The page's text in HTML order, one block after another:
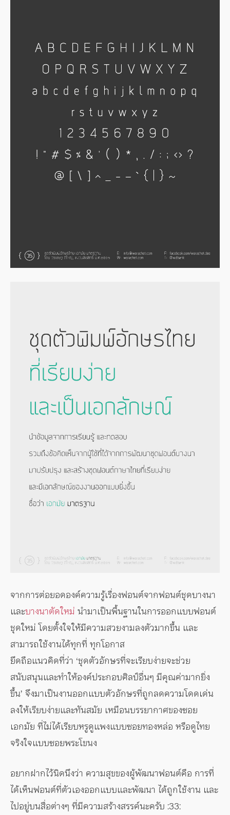
จากการต่อยอดองค์ความรู้เรื่องฟอนต์จากฟอนต์ชุดบางนา
และบางนาตัดใหม่ นำมาเป็นพื้นฐานในการออกแบบฟอนต์
ชุดใหม่ โดยตั้งใจให้มีความสวยงามลงตัวมากขึ้น และ
สามารถใช้งานได้ทุกที่ ทุกโอกาส
ยึดถือแนวคิดที่ว่า ‘ชุดตัวอักษรที่จะเรียบง่ายจะช่วย
สนับสนุนและทำให้องค์ประกอบศิลป์อื่นๆ มีคุณค่ามากยิ่ง
ขึ้น’ จึงมาเป็นงานออกแบบตัวอักษรที่ถูกลดความโดดเด่น
ลงให้เรียบง่ายและทันสมัย เหมือนบรรยากาศของซอย
เอกมัย ที่ไม่ได้เรียบหรูดูแพงแบบซอยทองหล่อ หรือดูไทย
จริงใจแบบซอยพระโขนง
อยากฝากไว้นิดนึงว่า ความสุขของผู้พัฒนาฟอนต์คือ การที่
ได้เห็นฟอนต์ที่ตัวเองออกแบบและพัฒนา ได้ถูกใช้งาน และ
ไปอยู่บนสื่อต่างๆ ที่มีความสร้างสรรค์นะครับ :33: